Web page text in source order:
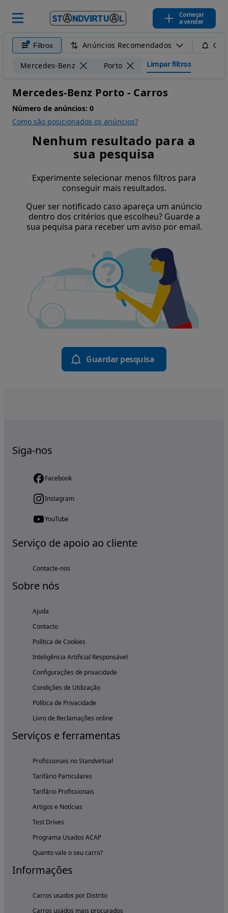
Começar
a vender
Filtros Anúncios Recomendados
Mercedes-Benz Porto Limpar filtros
Mercedes-Benz Porto - Carros
Número de anúncios: 0
Como são posicionados os anúncios?
Nenhum resultado para a
sua pesquisa
Experimente selecionar menos filtros para
conseguir mais resultados.
Quer ser notificado caso apareça um anúncio
dentro dos critérios que escolheu? Guarde a
sua pequisa para receber um aviso por email.
Guardar pesquisa
Siga-nos
Facebook
Instagram
YouTube
Serviço de apoio ao cliente
Contacte-nos
Sobre nós
Ajuda
Contacto
Política de Cookies
Inteligência Artificial Responsável
Configurações de privacidade
Condições de Utilização
Política de Privacidade
Livro de Reclamações online
Serviços e ferramentas
Profissionais no Standvirtual
Tarifário Particulares
Tarifário Profissionais
Artigos e Notícias
Test Drives
Programa Usados ACAP
Quanto vale o seu carro?
Informações
Carros usados por Distrito
Carros usados mais procurados